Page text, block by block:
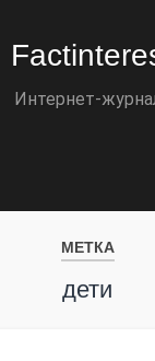
Интернет-
МЕТКА
дети